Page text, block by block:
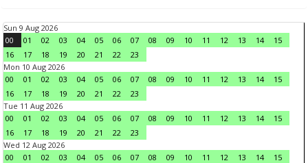
Sun 9 Aug 2026
00
01 02 03 04 05 06 07 08 09 10 11 12 13 14
15
16
17 18 19 20 21 22
23
Mon 10 Aug 2026
00
01 02 03 04 05 06 07 08 09 10 11 12 13 14
15
16
17 18 19 20 21 22
23
Tue 11 Aug 2026
00
01 02 03 04 05 06 07 08 09 10 11 12 13 14
15
16
17 18 19 20 21 22
23
Wed 12 Aug 2026
00
01 02 03 04 05 06 07 08 09 10 11 12 13 14
15